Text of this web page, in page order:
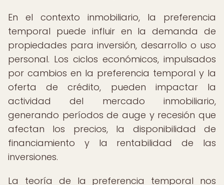
En el contexto inmobiliario, la preferencia
temporal puede influir en la demanda de
propiedades para inversión, desarrollo o uso
personal. Los ciclos económicos, impulsados
por cambios en la preferencia temporal y la
oferta de crédito, pueden impactar la
actividad del mercado inmobiliario,
generando períodos de auge y recesión que
afectan los precios, la disponibilidad de
financiamiento y la rentabilidad de las
inversiones.
La teoría de la preferencia temporal nos